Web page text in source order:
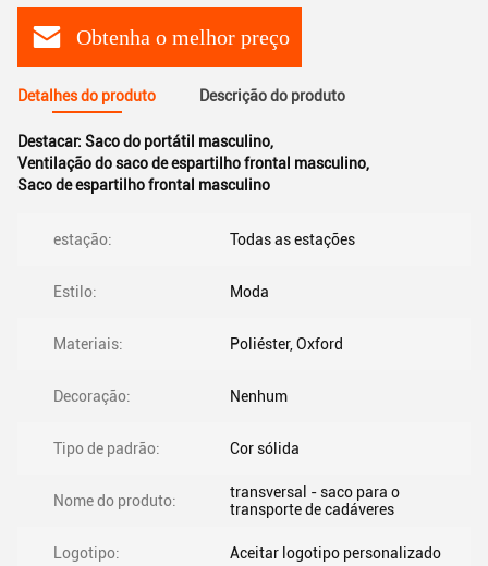
Obtenha o melhor preço
Detalhes do produto Descrição do produto
Destacar: Saco do portátil masculino,
Ventilação do saco de espartilho frontal masculino,
Saco de espartilho frontal masculino
estação: Todas as estações
Estilo: Moda
Materiais: Poliéster, Oxford
Decoração: Nenhum
Tipo de padrão: Cor sólida
Nome do produto:
transversal - saco para o
transporte de cadáveres
Logotipo: Aceitar logotipo personalizado